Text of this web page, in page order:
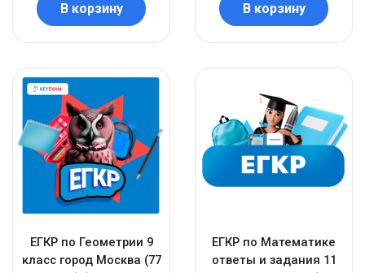
В корзину В корзину
ЕГКР по Геометрии 9
класс город Москва (77
ЕГКР по Математике
ответы и задания 11